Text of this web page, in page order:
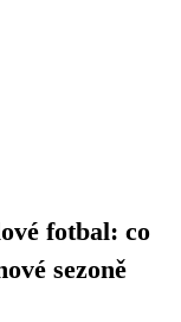
fotbal: co
sezoně